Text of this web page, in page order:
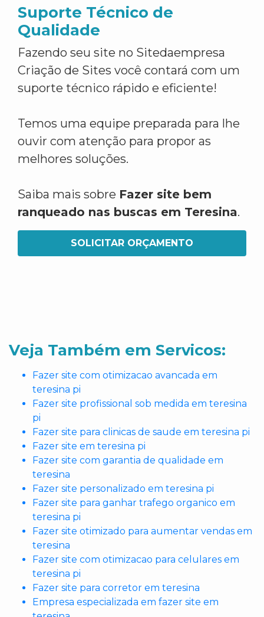
Suporte Técnico de
Qualidade
Fazendo seu site no Sitedaempresa
Criação de Sites você contará com um
suporte técnico rápido e eficiente!
Temos uma equipe preparada para lhe
ouvir com atenção para propor as
melhores soluções.
Saiba mais sobre Fazer site bem
ranqueado nas buscas em Teresina.
SOLICITAR ORÇAMENTO
Veja Também em Servicos:
Fazer site com otimizacao avancada em
teresina pi
Fazer site profissional sob medida em teresina
pi
Fazer site para clinicas de saude em teresina pi
Fazer site em teresina pi
Fazer site com garantia de qualidade em
teresina
Fazer site personalizado em teresina pi
Fazer site para ganhar trafego organico em
teresina pi
Fazer site otimizado para aumentar vendas em
teresina
Fazer site com otimizacao para celulares em
teresina pi
Fazer site para corretor em teresina
Empresa especializada em fazer site em